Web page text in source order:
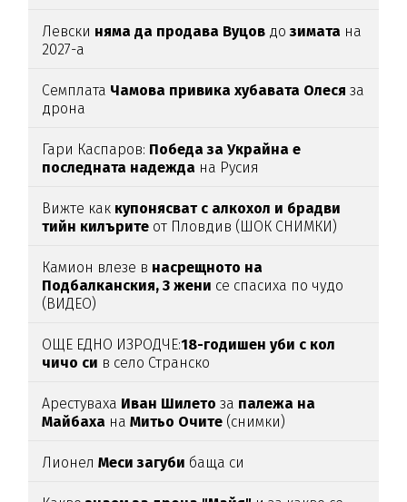
Левски няма да продава Вуцов дозимата на
2027-а
Семплата Чамова привика хубавата Олеся за
дрона
Гари Каспаров: Победа за Украйна е
последната надежда на Русия
Вижте как купонясват с алкохол и брадви
тийн килърите от Пловдив (ШОК СНИМКИ)
Камион влезе в насрещното на
Подбалканския, 3 жени се спасиха по чудо
(ВИДЕО)
ОЩЕ ЕДНО ИЗРОДЧЕ:18-годишен уби с кол
чичо си в село Странско
Арестуваха Иван Шилетоза палежа на
Майбаха наМитьо Очите (снимки)
Лионел Меси загуби баща си